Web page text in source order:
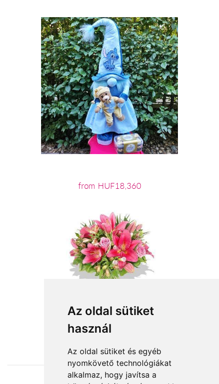
Az oldal sütiket
használ
Az oldal sütiket és egyéb
nyomkövető technológiákat
alkalmaz, hogy javítsa a
from HUF18,360
from HUF28,800